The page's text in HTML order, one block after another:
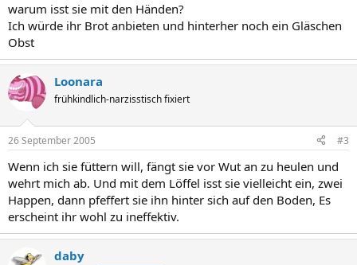
warum isst sie mit den Händen?
Ich würde ihr Brot anbieten und hinterher noch ein Gläschen
Obst
Loonara
frühkindlich-narzisstisch fixiert
26 September 2005 #3
Wenn ich sie füttern will, fängt sie vor Wut an zu heulen und
wehrt mich ab. Und mit dem Löffel isst sie vielleicht ein, zwei
Happen, dann pfeffert sie ihn hinter sich auf den Boden, Es
erscheint ihr wohl zu ineffektiv.
daby